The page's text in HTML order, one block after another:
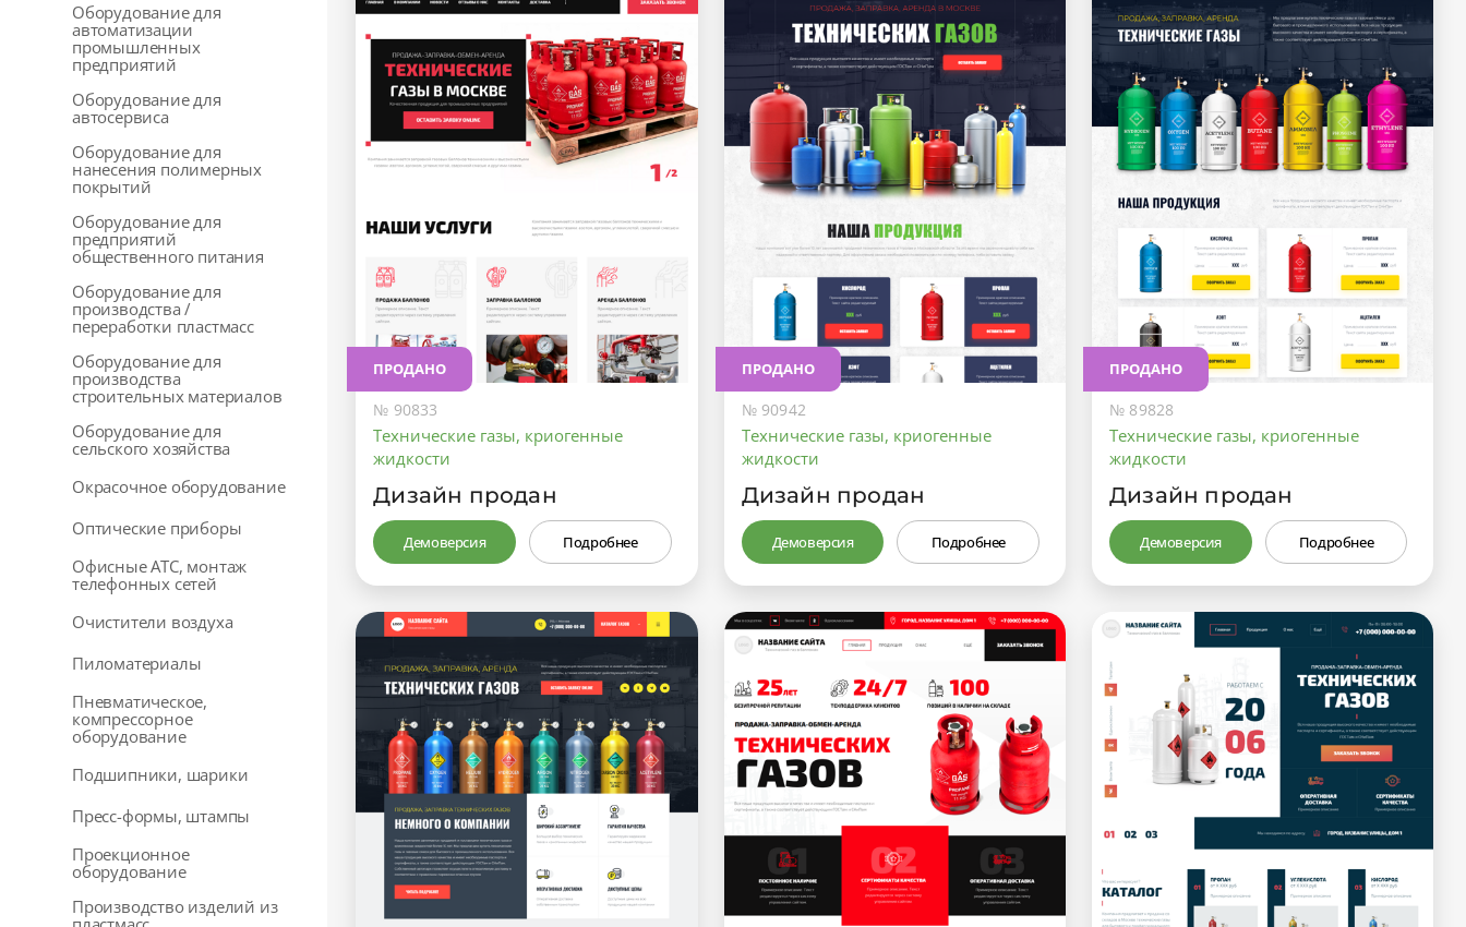
Оборудование для
автоматизации
промышленных
предприятий
Оборудование для
автосервиса
Оборудование для
нанесения полимерных
покрытий
Оборудование для
предприятий
общественного питания
Оборудование для
производства /
переработки пластмасс
Оборудование для
производства
строительных материалов
Оборудование для
сельского хозяйства
Окрасочное оборудование
Оптические приборы
Офисные АТС, монтаж
телефонных сетей
Очистители воздуха
Пиломатериалы
Пневматическое,
компрессорное
оборудование
Подшипники, шарики
Пресс-формы, штампы
Проекционное
оборудование
Производство изделий из
ПРОДАНО
№ 90833
Технические газы, криогенные
жидкости
Дизайн продан
Демоверсия Подробнее
ПРОДАНО
№ 90942
Технические газы, криогенные
жидкости
Дизайн продан
Демоверсия Подробнее
ПРОДАНО
№ 89828
Технические газы, криогенные
жидкости
Дизайн продан
Демоверсия Подробнее